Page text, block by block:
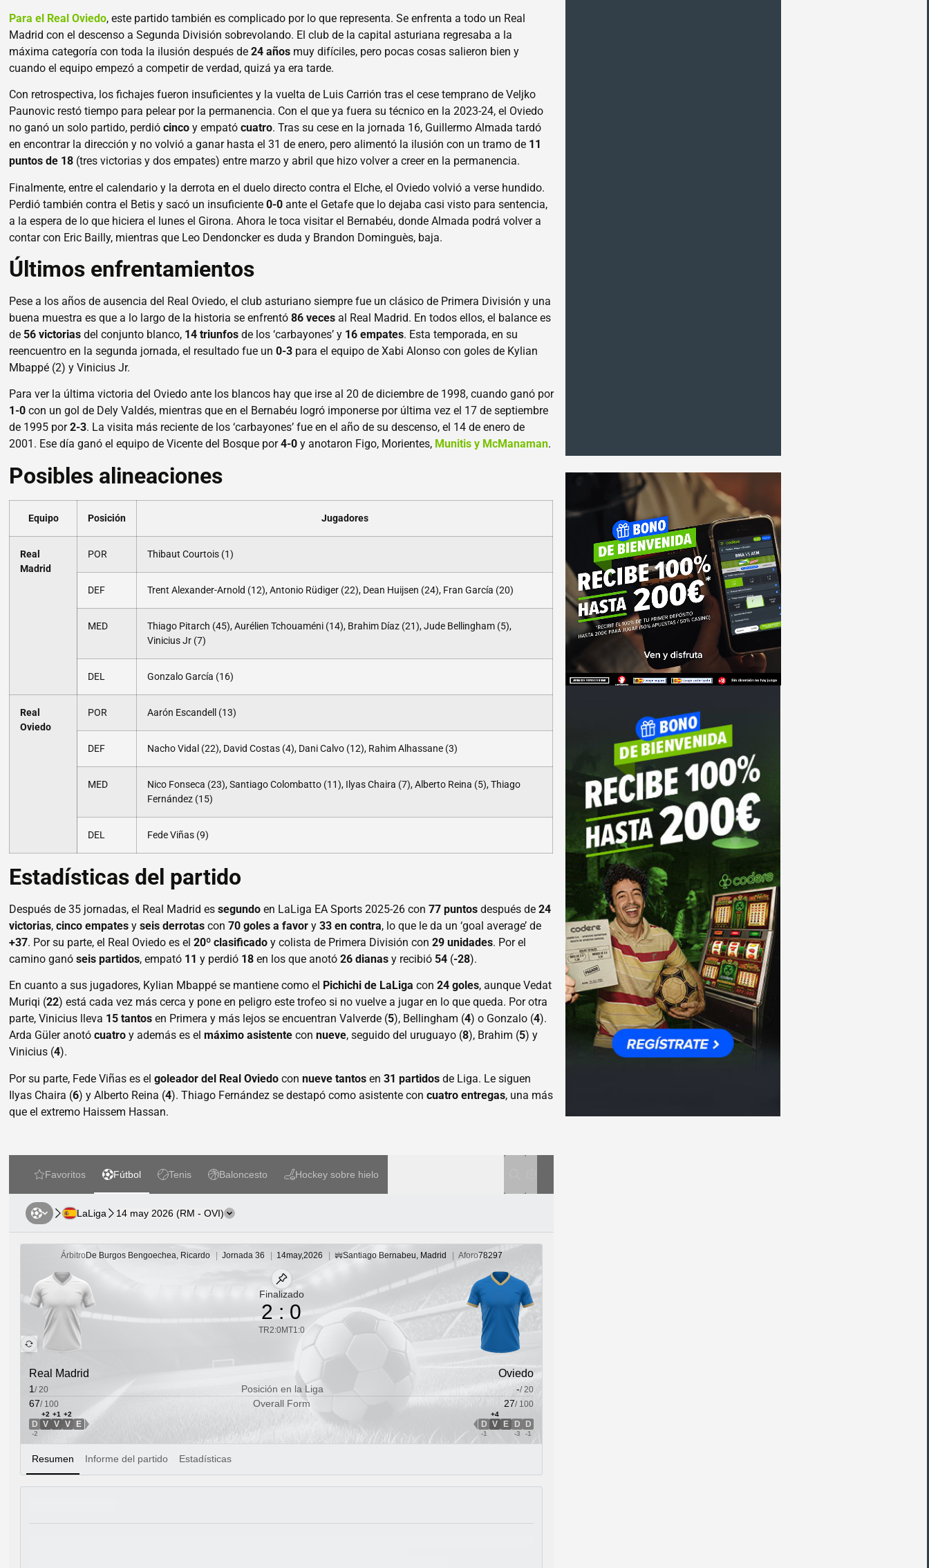
Para el Real Oviedo, este partido también es complicado por lo que representa. Se enfrenta a todo un Real
Madrid con el descenso a Segunda División sobrevolando. El club de la capital asturiana regresaba a la
máxima categoría con toda la ilusión después de24 años muy difíciles, pero pocas cosas salieron bien y
cuando el equipo empezó a competir de verdad, quizá ya era tarde.
Con retrospectiva, los fichajes fueron insuficientes y la vuelta de Luis Carrión tras el cese temprano de Veljko
Paunovic restó tiempo para pelear por la permanencia. Con el que ya fuera su técnico en la 2023-24, el Oviedo
no ganó un solo partido, perdiócinco y empatócuatro. Tras su cese en la jornada 16, Guillermo Almada tardó
en encontrar la dirección y no volvió a ganar hasta el 31 de enero, pero alimentó la ilusión con un tramo de 11
puntos de 18 (tres victorias y dos empates) entre marzo y abril que hizo volver a creer en la permanencia.
Finalmente, entre el calendario y la derrota en el duelo directo contra el Elche, el Oviedo volvió a verse hundido.
Perdió también contra el Betis y sacó un insuficiente0-0 ante el Getafe que lo dejaba casi visto para sentencia,
a la espera de lo que hiciera el lunes el Girona. Ahora le toca visitar el Bernabéu, donde Almada podrá volver a
contar con Eric Bailly, mientras que Leo Dendoncker es duda y Brandon Dominguès, baja.
Últimos enfrentamientos
Pese a los años de ausencia del Real Oviedo, el club asturiano siempre fue un clásico de Primera División y una
buena muestra es que a lo largo de la historia se enfrentó86 veces al Real Madrid. En todos ellos, el balance es
de 56 victorias del conjunto blanco, 14 triunfos de los ‘carbayones’ y 16 empates. Esta temporada, en su
reencuentro en la segunda jornada, el resultado fue un0-3 para el equipo de Xabi Alonso con goles de Kylian
Mbappé (2) y Vinicius Jr.
Para ver la última victoria del Oviedo ante los blancos hay que irse al 20 de diciembre de 1998, cuando ganó por
1-0 con un gol de Dely Valdés, mientras que en el Bernabéu logró imponerse por última vez el 17 de septiembre
de 1995 por2-3. La visita más reciente de los ‘carbayones’ fue en el año de su descenso, el 14 de enero de
2001. Ese día ganó el equipo de Vicente del Bosque por4-0 y anotaron Figo, Morientes, Munitis y McManaman.
Posibles alineaciones
Equipo Posición Jugadores
Real
Madrid
POR Thibaut Courtois (1)
DEF Trent Alexander-Arnold (12), Antonio Rüdiger (22), Dean Huijsen (24), Fran García (20)
MED
Thiago Pitarch (45), Aurélien Tchouaméni (14), Brahim Díaz (21), Jude Bellingham (5),
Vinicius Jr (7)
DEL Gonzalo García (16)
Real
Oviedo
POR Aarón Escandell (13)
DEF Nacho Vidal (22), David Costas (4), Dani Calvo (12), Rahim Alhassane (3)
MED
Nico Fonseca (23), Santiago Colombatto (11), Ilyas Chaira (7), Alberto Reina (5), Thiago
Fernández (15)
DEL Fede Viñas (9)
Estadísticas del partido
Después de 35 jornadas, el Real Madrid essegundo en LaLiga EA Sports 2025-26 con77 puntos después de24
victorias,cinco empates yseis derrotas con70 goles a favor y33 en contra, lo que le da un ‘goal average’ de
+37. Por su parte, el Real Oviedo es el20º clasificado y colista de Primera División con29 unidades. Por el
camino ganóseis partidos, empató 11 y perdió 18 en los que anotó26 dianas y recibió 54 (-28).
En cuanto a sus jugadores, Kylian Mbappé se mantiene como el Pichichi de LaLiga con24 goles, aunque Vedat
Muriqi (22) está cada vez más cerca y pone en peligro este trofeo si no vuelve a jugar en lo que queda. Por otra
parte, Vinicius lleva 15 tantos en Primera y más lejos se encuentran Valverde (5), Bellingham (4) o Gonzalo (4).
Arda Güler anotócuatro y además es elmáximo asistente connueve, seguido del uruguayo (8), Brahim (5) y
Vinicius (4).
Por su parte, Fede Viñas es elgoleador del Real Oviedo connueve tantos en31 partidos de Liga. Le siguen
Ilyas Chaira (6) y Alberto Reina (4). Thiago Fernández se destapó como asistente concuatro entregas, una más
que el extremo Haissem Hassan.